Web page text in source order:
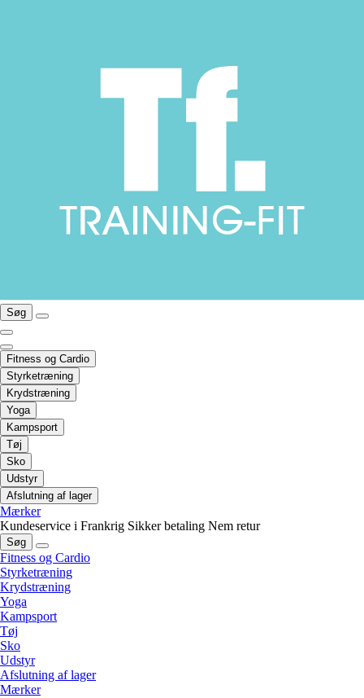
Søg
Fitness og Cardio
Styrketræning
Krydstræning
Yoga
Kampsport
Tøj
Sko
Udstyr
Afslutning af lager
Mærker
Kundeservice i Frankrig Sikker betaling Nem retur
Søg
Fitness og Cardio
Styrketræning
Krydstræning
Yoga
Kampsport
Tøj
Sko
Udstyr
Afslutning af lager
Mærker